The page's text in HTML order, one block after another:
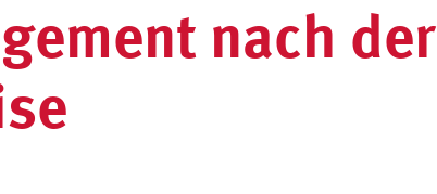
nach der